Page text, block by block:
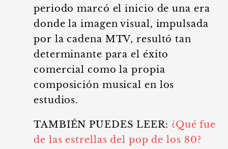
periodo marcó el inicio de una era
donde la imagen visual, impulsada
por la cadena MTV, resultó tan
determinante para el éxito
comercial como la propia
composición musical en los
estudios.
TAMBIÉN PUEDES LEER: ¿Qué fue
de las estrellas del pop de los 80?